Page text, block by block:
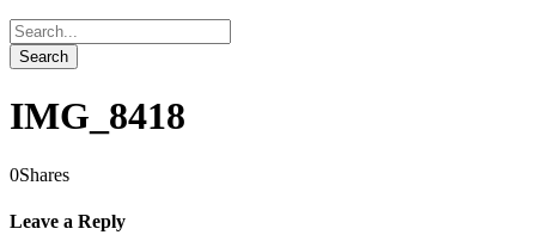
IMG_8418
0Shares
Leave a Reply